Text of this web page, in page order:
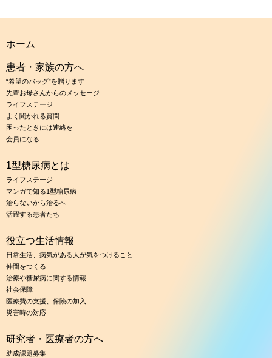
ホーム
患者・家族の方へ
“希望のバッグ”を贈ります
先輩お母さんからのメッセージ
ライフステージ
よく聞かれる質問
困ったときには連絡を
会員になる
1型糖尿病とは
ライフステージ
マンガで知る1型糖尿病
治らないから治るへ
活躍する患者たち
役立つ生活情報
日常生活、病気がある人が気をつけること
仲間をつくる
治療や糖尿病に関する情報
社会保障
医療費の支援、保険の加入
災害時の対応
研究者・医療者の方へ
助成課題募集